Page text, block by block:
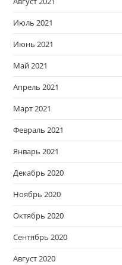
Июль 2021
Июнь 2021
Май 2021
Апрель 2021
Март 2021
Февраль 2021
Январь 2021
Декабрь 2020
Ноябрь 2020
Октябрь 2020
Сентябрь 2020
Август 2020